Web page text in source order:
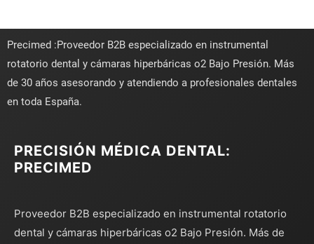
Precimed :Proveedor B2B especializado en instrumental
rotatorio dental y cámaras hiperbáricas o2 Bajo Presión. Más
de 30 años asesorando y atendiendo a profesionales dentales
en toda España.
PRECISIÓN MÉDICA DENTAL:
PRECIMED
Proveedor B2B especializado en instrumental rotatorio
dental y cámaras hiperbáricas o2 Bajo Presión. Más de